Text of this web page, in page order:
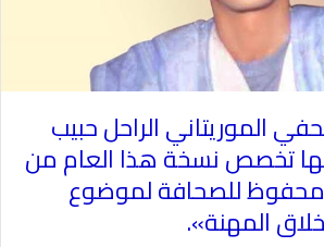
الموريتاني الراحل حبيب
تخصص نسخة هذا العام من
محفوظ للصحافة لموضوع
المهنة».